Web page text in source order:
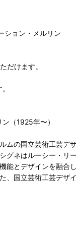
ョン・メルリン
だけます。
（1925年〜）
ムの国立芸術工芸
グネはルーシー・リ
能とデザインを融
、国立芸術工芸デザ